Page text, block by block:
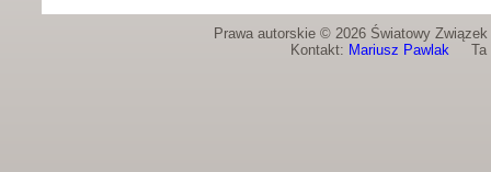
Prawa autorskie © 2026 Światowy
Kontakt: Mariusz PawlakTa